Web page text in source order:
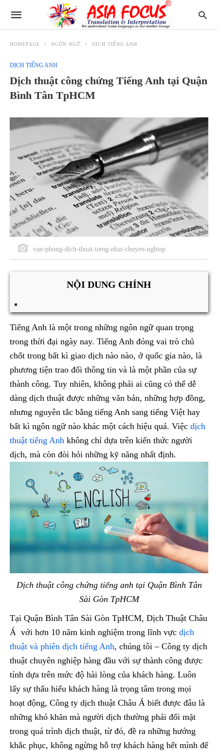
HOMEPAGE NGÔN NGỮ DỊCH TIẾNG ANH
DỊCH TIẾNG ANH
Dịch thuật công chứng Tiếng Anh tại Quận
Bình Tân TpHCM
van-phong-dich-thuat-tieng-nhat-chuyen-nghiep
NỘI DUNG CHÍNH
Tiếng Anh là một trong những ngôn ngữ quan trọng
trong thời đại ngày nay. Tiếng Anh đóng vai trò chủ
chốt trong bất kì giao dịch nào nào, ở quốc gia nào, là
phương tiện trao đổi thông tin và là một phần của sự
thành công. Tuy nhiên, không phải ai cũng có thể dễ
dàng dịch thuật được những văn bản, những hợp đồng,
nhưng nguyên tắc bằng tiếng Anh sang tiếng Việt hay
bất kì ngôn ngữ nào khác một cách hiệu quả. Việc dịch
thuật tiếng Anh không chỉ dựa trên kiến thức người
dịch, mà còn đòi hỏi những kỹ năng nhất định.
Dịch thuật công chứng tiếng anh tại Quận Bình Tân
Sài Gòn TpHCM
Tại Quận Bình Tân Sài Gòn TpHCM, Dịch Thuật Châu
Á với hơn 10 năm kinh nghiệm trong lĩnh vực dịch
thuật và phiên dịch tiếng Anh, chúng tôi – Công ty dịch
thuật chuyên nghiệp hàng đầu với sự thành công được
tính dựa trên mức độ hài lòng của khách hàng. Luôn
lấy sự thấu hiểu khách hàng là trọng tâm trong mọi
hoạt động, Công ty dịch thuật Châu Á biết được đâu là
những khó khăn mà người dịch thường phải đối mặt
trong quá trình dịch thuật, từ đó, đề ra những hướng
khắc phục, không ngừng hỗ trợ khách hàng hết mình để